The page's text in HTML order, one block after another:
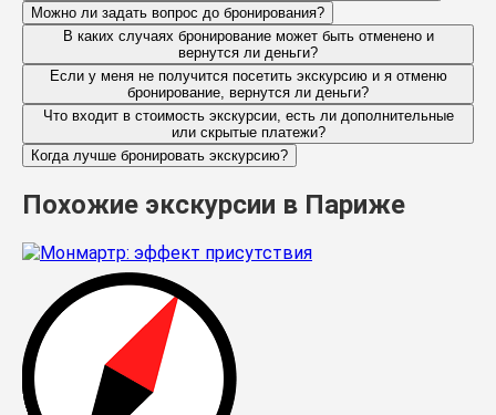
Можно ли задать вопрос до бронирования?
В каких случаях бронирование может быть отменено и
вернутся ли деньги?
Если у меня не получится посетить экскурсию и я отменю
бронирование, вернутся ли деньги?
Что входит в стоимость экскурсии, есть ли дополнительные
или скрытые платежи?
Когда лучше бронировать экскурсию?
Похожие экскурсии в Париже